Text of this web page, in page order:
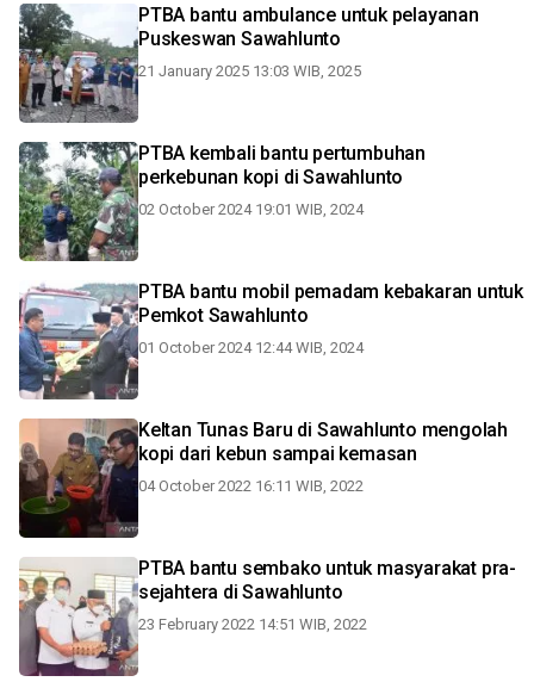
PTBA bantu ambulance untuk pelayanan
Puskeswan Sawahlunto
21 January 2025 13:03 WIB, 2025
PTBA kembali bantu pertumbuhan
perkebunan kopi di Sawahlunto
02 October 2024 19:01 WIB, 2024
PTBA bantu mobil pemadam kebakaran untuk
Pemkot Sawahlunto
01 October 2024 12:44 WIB, 2024
Keltan Tunas Baru di Sawahlunto mengolah
kopi dari kebun sampai kemasan
04 October 2022 16:11 WIB, 2022
PTBA bantu sembako untuk masyarakat pra-
sejahtera di Sawahlunto
23 February 2022 14:51 WIB, 2022